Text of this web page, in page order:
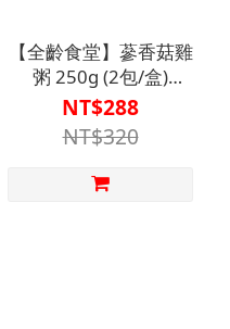
【全齡食堂】蔘香菇雞
粥 250g (2包/盒)
【N1HF00003310000】
NT$288
NT$320